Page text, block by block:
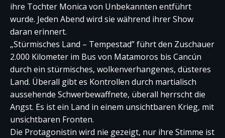
ihre Tochter Monica von Unbekannten entführt
wurde. Jeden Abend wird sie während ihrer Show
daran erinnert.
„Stürmisches Land – Tempestad” führt den Zuschauer
2.000 Kilometer im Bus von Matamoros bis Cancún
durch ein stürmisches, wolkenverhangenes, düsteres
Land. Überall gibt es Kontrollen durch martialisch
aussehende Schwerbewaffnete, überall herrscht die
Angst. Es ist ein Land in einem unsichtbaren Krieg, mit
unsichtbaren Fronten.
Die Protagonistin wird nie gezeigt, nur ihre Stimme ist